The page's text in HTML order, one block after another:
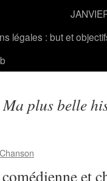
légales : but et
Ma plus belle
et